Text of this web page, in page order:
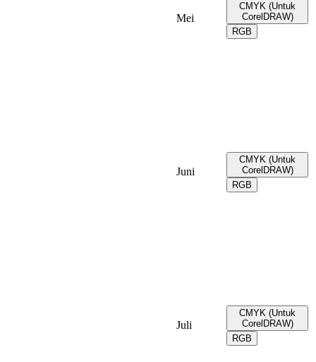
Mei
CMYK (Untuk
CorelDRAW)
RGB
Juni
CMYK (Untuk
CorelDRAW)
RGB
Juli
CMYK (Untuk
CorelDRAW)
RGB